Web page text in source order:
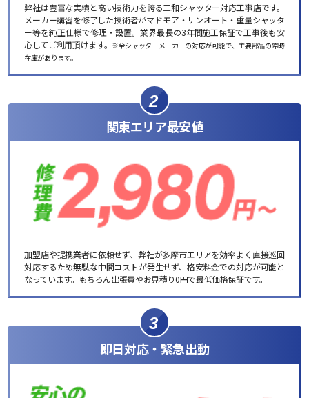
弊社は豊富な実績と高い技術力を誇る三和シャッター対応工事店です。
メーカー講習を修了した技術者がマドモア・サンオート・重量シャッタ
ー等を純正仕様で修理・設置。業界最長の3年間施工保証で工事後も安
心してご利用頂けます。 ※全シャッターメーカーの対応が可能で、主要部品の常時
在庫があります。
2
関東エリア最安値
加盟店や提携業者に依頼せず、弊社が多摩市エリアを効率よく直接巡回
対応するため無駄な中間コストが発生せず、格安料金での対応が可能と
なっています。もちろん出張費やお見積り0円で最低価格保証です。
3
即日対応・緊急出動